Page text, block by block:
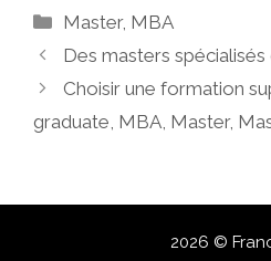
Catégories
Master, MBA
Des masters spécialisés
Choisir une formation
graduate, MBA, Master,
2026 ©